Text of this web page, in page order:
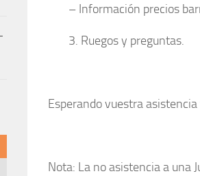
– Información precios
3. Ruegos y preguntas.
Esperando vuestra
Nota: La no asistencia a una